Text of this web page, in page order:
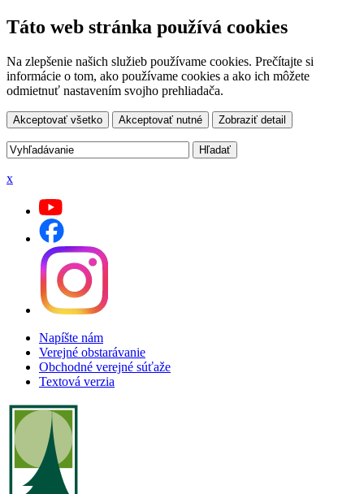
Táto web stránka používá cookies
Na zlepšenie našich služieb používame cookies. Prečítajte si
informácie o tom, ako používame cookies a ako ich môžete
odmietnuť nastavením svojho prehliadača.
Akceptovať všetko Akceptovať nutné Zobraziť detail
x
Napíšte nám
Verejné obstarávanie
Obchodné verejné súťaže
Textová verzia